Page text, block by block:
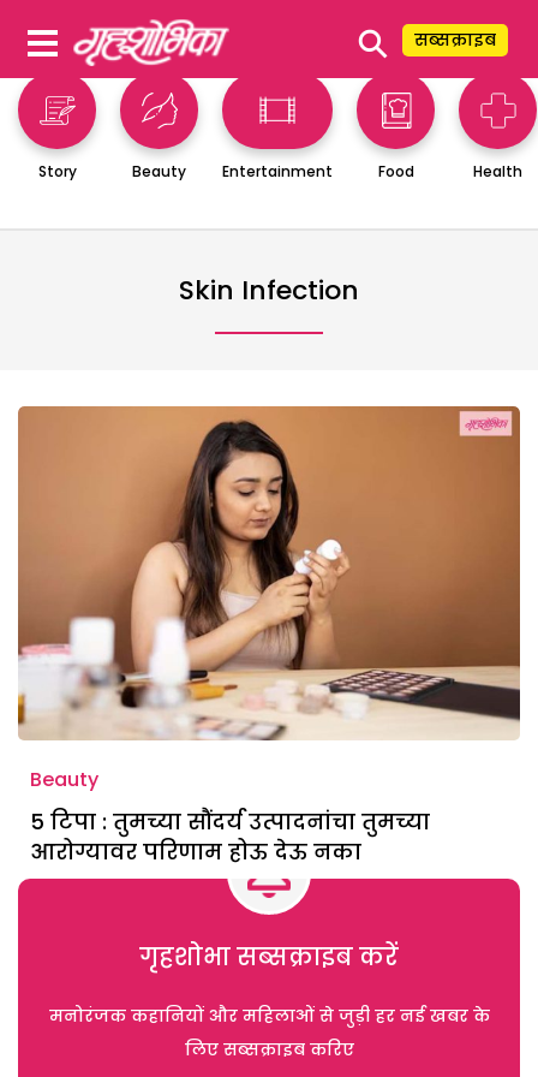
⚲ सब्सक्राइब
Story Beauty Entertainment Food Health
Skin Infection
Beauty
5 टिपा : तुमच्या सौंदर्य उत्पादनांचा तुमच्या
आरोग्यावर परिणाम होऊ देऊ नका
गृहशोभा सब्सक्राइब करें
मनोरंजक कहानियों और महिलाओं से जुड़ी हर नई खबर के
लिए सब्सक्राइब करिए